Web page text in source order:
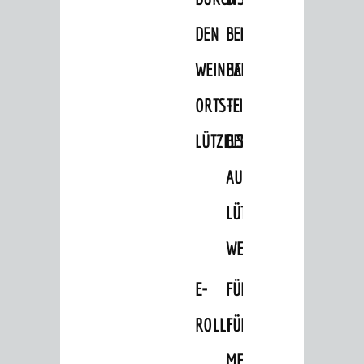
DEN
WEINHEIMER
ORTSTEIL
LÜTZELSACHSEN
BELLER-
BAD
-
BEMERKENSWERTES
AUF
LÜTZELSACHSEN'S
WEGEN
E-
ROLLI
FÜHRUNGEN
FÜR